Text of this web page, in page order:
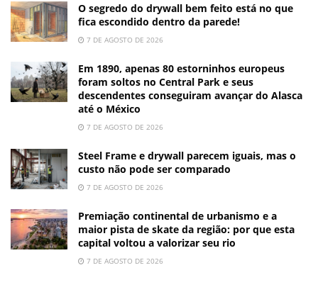
O segredo do drywall bem feito está no que
fica escondido dentro da parede!
7 DE AGOSTO DE 2026
Em 1890, apenas 80 estorninhos europeus
foram soltos no Central Park e seus
descendentes conseguiram avançar do Alasca
até o México
7 DE AGOSTO DE 2026
Steel Frame e drywall parecem iguais, mas o
custo não pode ser comparado
7 DE AGOSTO DE 2026
Premiação continental de urbanismo e a
maior pista de skate da região: por que esta
capital voltou a valorizar seu rio
7 DE AGOSTO DE 2026